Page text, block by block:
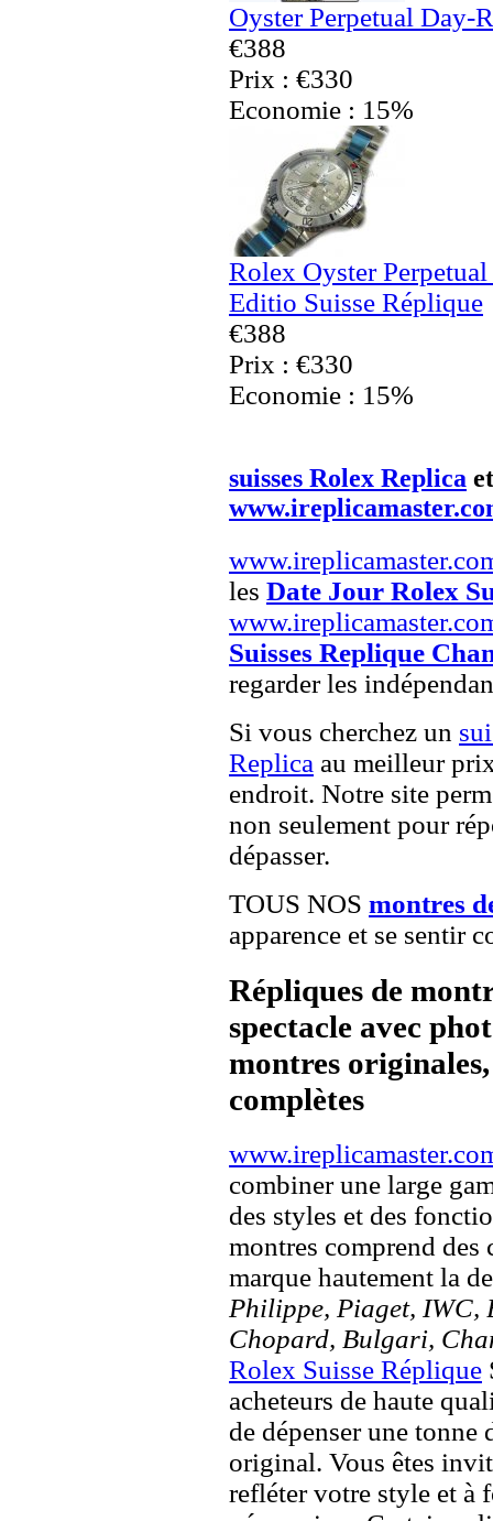
Oyster Perpetual Day-
€388
Prix : €330
Economie : 15%
Rolex Oyster
Editio Suisse Réplique
€388
Prix : €330
Economie : 15%
suisses Rolex Replica
les Date Jour Rolex
Suisses Replique
regarder les
Si vous cherchez un
Replica au meilleur
endroit. Notre site
non seulement pour
dépasser.
TOUS NOS montres
apparence et se sentir
Répliques de
spectacle avec
montres
complètes
combiner une large
des styles et des
montres comprend des
marque hautement la
Philippe, Piaget, IWC,
Chopard, Bulgari,
Rolex Suisse Réplique
acheteurs de haute
de dépenser une
original. Vous êtes
refléter votre style et à